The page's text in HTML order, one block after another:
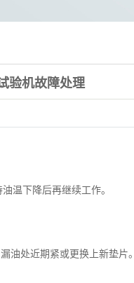
验机故障处理
温下降后再继续工作。
漏油处近期紧或更换上新垫片。